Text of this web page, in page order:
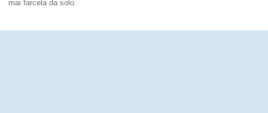
mai farcela da solo.